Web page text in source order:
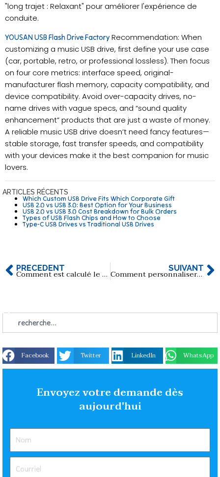
"long trajet : Relaxant" pour améliorer l'expérience de
conduite.
YOUSAN USB Flash Drive Factory Recommendation: When
customizing a music USB drive, first define your use case
(car, portable, retro, or professional lossless). Then focus
on four core metrics: interface speed, original-
manufacturer flash memory, capacity compatibility, and
device compatibility. Avoid over-capacity drives, no-
name drives with vague specs, and “sound quality
enhancement” products that are just a waste of money.
A reliable music USB drive doesn’t need fancy features—
stable storage, fast transfer speeds, and compatibility
with your devices make it the best companion for music
lovers.
ARTICLES RÉCENTS
Which Custom USB Drive Fits Which Corporate Gift
USB 2.0 vs USB 3.0: Best Option for Your Business
USB 2.0 vs USB 3.0 Cost Breakdown for Bulk Orders
Types of USB Flash Chips and How to Choose
Type-C USB Drives vs Traditional USB Drives
PRÉCÉDENT Comment est calculé le coût de moulage des clés USB de forme personnalisée ? SUIVANT
Comment personnaliser les cartes d'album physique ?
Facebook Twitter LinkedIn WhatsApp
Envoyez votre demande dès
aujourd'hui